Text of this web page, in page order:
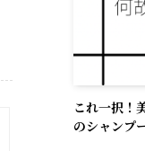
これ一択！
のシャンプ